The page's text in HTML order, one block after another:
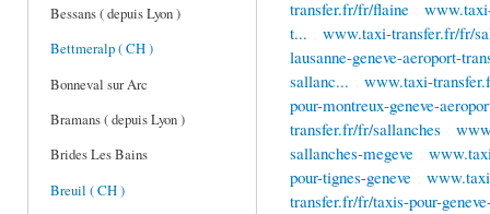
Bessans ( depuis Lyon )
Bettmeralp ( CH )
Bonneval sur Arc
Bramans ( depuis Lyon )
Brides Les Bains
Breuil ( CH )
transfer.fr/fr/flaine
t...
www.taxi-transfer.fr/fr/
lausanne-geneve-aeroport-
sallanc...
www.taxi-
pour-montreux-geneve-
transfer.fr/fr/sallanches
sallanches-megeve
pour-tignes-geneve
transfer.fr/fr/taxis-pour-